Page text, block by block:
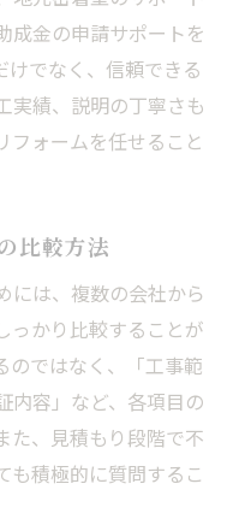
成金の申請サポートを
けでなく、信頼できる
実績、説明の丁寧さも
フォームを任せること
比較方法
には、複数の会社から
っかり比較することが
のではなく、「工事範
内容」など、各項目の
た、見積もり段階で不
も積極的に質問するこ